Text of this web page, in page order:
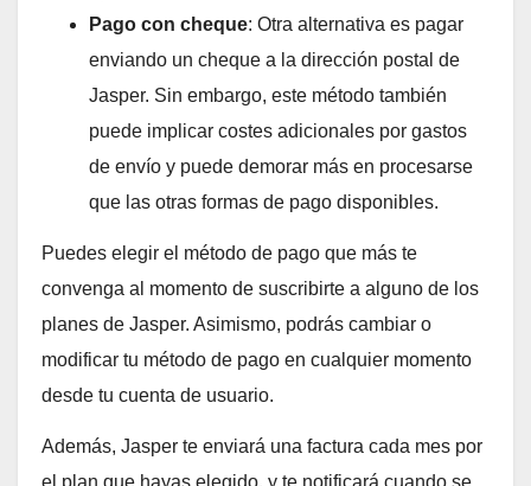
Pago con cheque: Otra alternativa es pagar
enviando un cheque a la dirección postal de
Jasper. Sin embargo, este método también
puede implicar costes adicionales por gastos
de envío y puede demorar más en procesarse
que las otras formas de pago disponibles.
Puedes elegir el método de pago que más te
convenga al momento de suscribirte a alguno de los
planes de Jasper. Asimismo, podrás cambiar o
modificar tu método de pago en cualquier momento
desde tu cuenta de usuario.
Además, Jasper te enviará una factura cada mes por
el plan que hayas elegido, y te notificará cuando se